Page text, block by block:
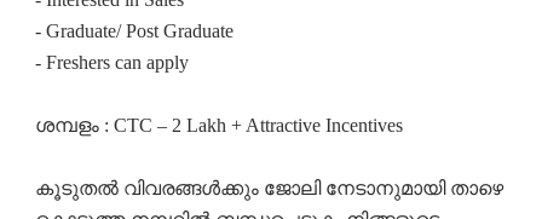
- Graduate/ Post Graduate
- Freshers can apply
ശമ്പളം : CTC – 2 Lakh + Attractive Incentives
കൂടുതൽ വിവരങ്ങൾക്കും ജോലി നേടാനുമായി താഴെ